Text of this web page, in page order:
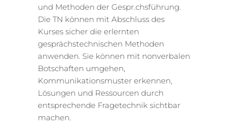
und Methoden der Gespr.chsführung.
Die TN können mit Abschluss des
Kurses sicher die erlernten
gesprächstechnischen Methoden
anwenden. Sie können mit nonverbalen
Botschaften umgehen,
Kommunikationsmuster erkennen,
Lösungen und Ressourcen durch
entsprechende Fragetechnik sichtbar
machen.